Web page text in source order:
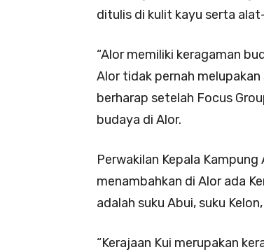
ditulis di kulit kayu serta
“Alor memiliki keragaman
Alor tidak pernah
berharap setelah Focus
budaya di Alor.
Perwakilan Kepala
menambahkan di Alor ada
adalah suku Abui, suku
“Kerajaan Kui merupakan